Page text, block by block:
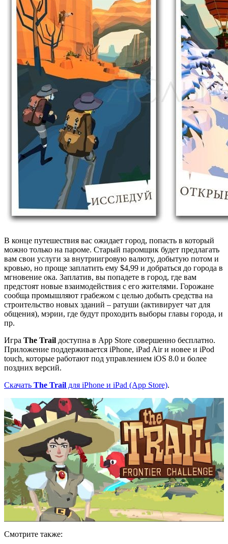
В конце путешествия вас ожидает город, попасть в который
можно только на пароме. Старый паромщик будет предлагать
вам свои услуги за внутриигровую валюту, добытую потом и
кровью, но проще заплатить ему $4,99 и добраться до города в
мгновение ока. Заплатив, вы попадете в город, где вам
предстоят новые взаимодействия с его жителями. Горожане
сообща промышляют грабежом с целью добыть средства на
строительство новых зданий – ратуши (активирует чат для
общения), мэрии, где будут проходить выборы главы города, и
пр.
Игра The Trail доступна в App Store совершенно бесплатно.
Приложение поддерживается iPhone, iPad Air и новее и iPod
touch, которые работают под управлением iOS 8.0 и более
поздних версий.
Скачать The Trail для iPhone и iPad (App Store).
Смотрите также: